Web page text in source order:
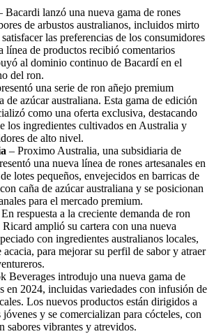
Bacardi lanzó una nueva gama de rones
de arbustos australianos, incluidos mirto
las preferencias de los consumidores
línea de productos recibió comentarios
al dominio continuo de Bacardí en el
del ron.
una serie de ron añejo premium
de azúcar australiana. Esta gama de edición
como una oferta exclusiva, destacando
los ingredientes cultivados en Australia y
de alto nivel.
– Proximo Australia, una subsidiaria de
una nueva línea de rones artesanales en
lotes pequeños, envejecidos en barricas de
caña de azúcar australiana y se posicionan
para el mercado premium.
respuesta a la creciente demanda de ron
amplió su cartera con una nueva
con ingredientes australianos locales,
para mejorar su perfil de sabor y atraer
Beverages introdujo una nueva gama de
en 2024, incluidas variedades con infusión de
Los nuevos productos están dirigidos a
jóvenes y se comercializan para cócteles, con
sabores vibrantes y atrevidos.